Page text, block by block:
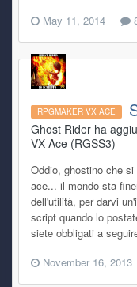
May 11, 2014
RPGMAKER VX ACE
Ghost Rider ha
VX Ace (RGSS3)
Oddio, ghostino che
ace... il mondo sta
dell'utilità, per darvi
script quando lo
siete obbligati a
November 16, 2013